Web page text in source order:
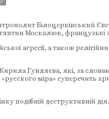
Білоцерківський
Москалюк, французькі
агресії, а також
Гундяєва, які, за
міра» суперечить
подібній деструктивній